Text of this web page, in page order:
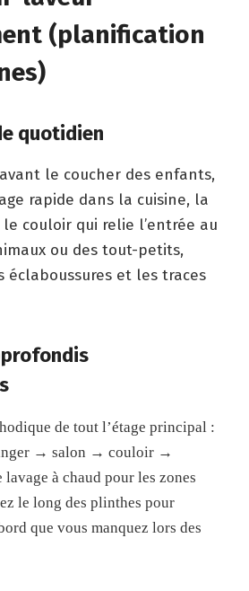
(planification
quotidien
le coucher des enfants,
rapide dans la cuisine, la
couloir qui relie l’entrée au
ou des tout-petits,
éclaboussures et les traces
de tout l’étage principal :
→ salon → couloir →
à chaud pour les zones
le long des plinthes pour
que vous manquez lors des